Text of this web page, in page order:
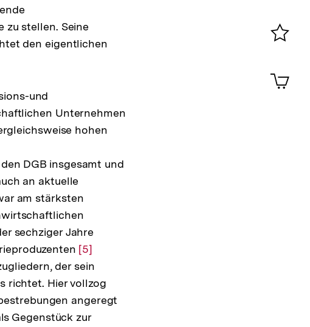
zu stellen. Seine
den eigentlichen
und
Unternehmen
hohen
DGB insgesamt und
an aktuelle
am stärksten
sechziger Jahre
Zur
Auflösung
der
Fußnote
[5]
der sein
richtet. Hier vollzog
angeregt
Gegenstück zur